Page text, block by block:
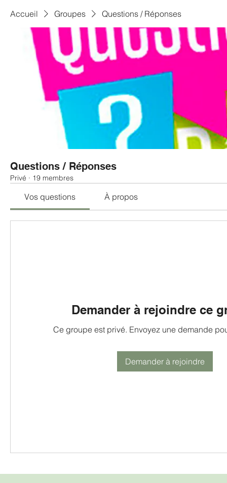
Accueil Groupes Questions / Réponses
Questions / Réponses
Privé · 19 membres
Vos questions À propos
Demander à rejoindre ce
Ce groupe est privé. Envoyez une demande
Demander à rejoindre